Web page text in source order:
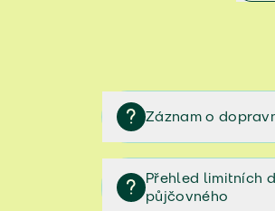
Záznam o
Záznam o dopravní
Přehled limitních
půjčovného